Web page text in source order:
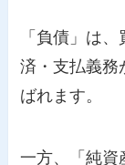
「負債」は
済・支払義務
ばれます。
一方、「純資